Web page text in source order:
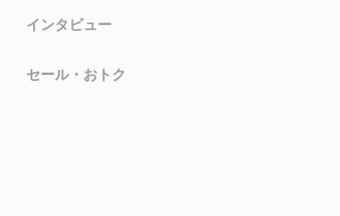
インタビュー
セール・おトク